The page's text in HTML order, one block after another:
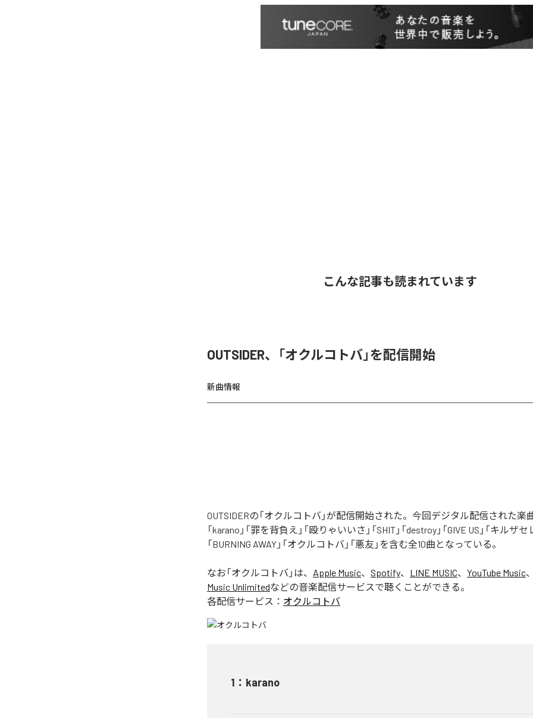
こんな記事も読まれています
OUTSIDER、「オクルコトバ」を配信開始
新曲情報
OUTSIDERの「オクルコトバ」が配信開始された。今回デジタル配信された楽
「karano」「罪を背負え」「殴りゃいいさ」「SHIT」「destroy」「GIVE US」「キルザセ
「BURNING AWAY」「オクルコトバ」「悪友」を含む全10曲となっている。
なお「オクルコトバ 」は、 Apple Music、 Spotify、 LINE MUSIC、 YouTube Music
Music Unlimitedなどの音楽配信サービスで聴くことができる。
各配信サービス： オクルコトバ
1 ： karano